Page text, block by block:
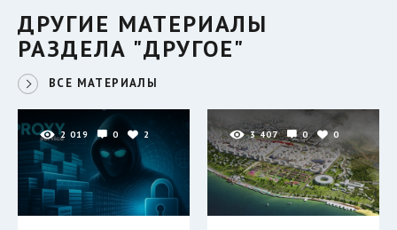
ДРУГИЕ МАТЕРИАЛЫ
РАЗДЕЛА "ДРУГОЕ"
ВСЕ МАТЕРИАЛЫ
2 019 0 2 3 407 0 0